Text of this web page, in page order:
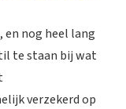
nog heel lang
te staan bij wat
verzekerd op